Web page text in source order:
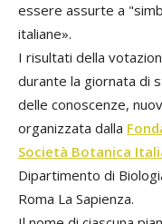
essere assurte a
italiane».
I risultati della
durante la giornata di
delle conoscenze,
organizzata dalla
Società Botanica
Dipartimento di
Roma La Sapienza.